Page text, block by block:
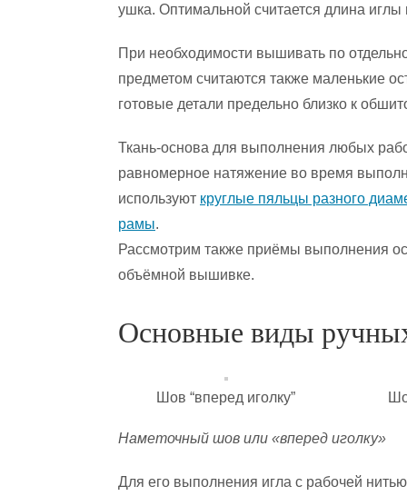
ушка. Оптимальной считается длина иглы
При необходимости вышивать по
предметом считаются также маленькие
готовые детали предельно близко к
Ткань-основа для выполнения любых
равномерное натяжение во время
используют круглые пяльцы разного
рамы.
Рассмотрим также приёмы выполнения
объёмной вышивке.
Основные виды
Шов “вперед иголку”
Наметочный шов или «вперед иголку»
Для его выполнения игла с рабочей